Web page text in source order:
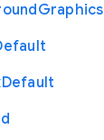
Graphics
Default